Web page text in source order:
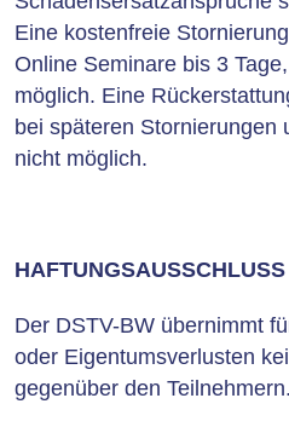
Eine kostenfreie
Online Seminare bis 3
möglich. Eine
bei späteren Stornierungen
nicht möglich.
HAFTUNGSAUSSCHLUSS
Der DSTV-BW übernimmt
oder Eigentumsverlusten
gegenüber den Teilnehmern.